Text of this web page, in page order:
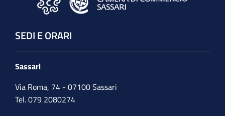
SEDI E ORARI
Sassari
Via Roma, 74 - 07100 Sassari
Tel. 079 2080274